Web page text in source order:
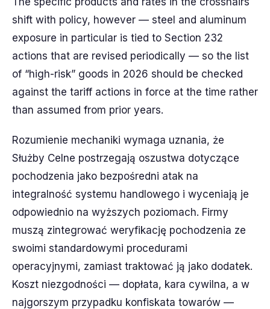
shift with policy, however — steel and aluminum
exposure in particular is tied to Section 232
actions that are revised periodically — so the list
of “high-risk” goods in 2026 should be checked
against the tariff actions in force at the time rather
than assumed from prior years.
Rozumienie mechaniki wymaga uznania, że
Służby Celne postrzegają oszustwa dotyczące
pochodzenia jako bezpośredni atak na
integralność systemu handlowego i wyceniają je
odpowiednio na wyższych poziomach. Firmy
muszą zintegrować weryfikację pochodzenia ze
swoimi standardowymi procedurami
operacyjnymi, zamiast traktować ją jako dodatek.
Koszt niezgodności — dopłata, kara cywilna, a w
najgorszym przypadku konfiskata towarów —